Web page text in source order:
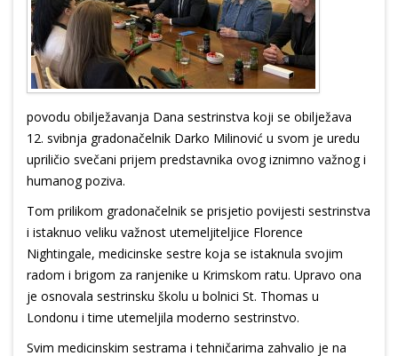
povodu obilježavanja Dana sestrinstva koji se obilježava
12. svibnja gradonačelnik Darko Milinović u svom je uredu
upriličio svečani prijem predstavnika ovog iznimno važnog i
humanog poziva.
Tom prilikom gradonačelnik se prisjetio povijesti sestrinstva
i istaknuo veliku važnost utemeljiteljice Florence
Nightingale, medicinske sestre koja se istaknula svojim
radom i brigom za ranjenike u Krimskom ratu. Upravo ona
je osnovala sestrinsku školu u bolnici St. Thomas u
Londonu i time utemeljila moderno sestrinstvo.
Svim medicinskim sestrama i tehničarima zahvalio je na